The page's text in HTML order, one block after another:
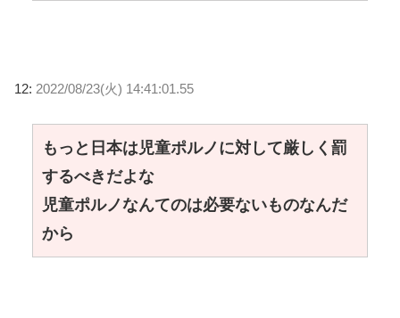
12: 2022/08/23(火) 14:41:01.55
もっと日本は児童ポルノに対して厳しく罰
するべきだよな
児童ポルノなんてのは必要ないものなんだ
から